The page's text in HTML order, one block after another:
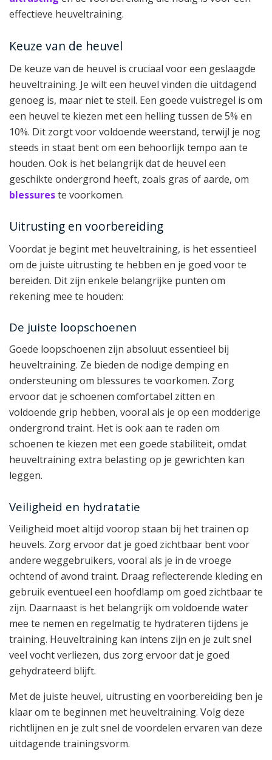
effectieve heuveltraining.
Keuze van de heuvel
De keuze van de heuvel is cruciaal voor een geslaagde
heuveltraining. Je wilt een heuvel vinden die uitdagend
genoeg is, maar niet te steil. Een goede vuistregel is om
een heuvel te kiezen met een helling tussen de 5% en
10%. Dit zorgt voor voldoende weerstand, terwijl je nog
steeds in staat bent om een behoorlijk tempo aan te
houden. Ook is het belangrijk dat de heuvel een
geschikte ondergrond heeft, zoals gras of aarde, om
blessureste voorkomen.
Uitrusting en voorbereiding
Voordat je begint met heuveltraining, is het essentieel
om de juiste uitrusting te hebben en je goed voor te
bereiden. Dit zijn enkele belangrijke punten om
rekening mee te houden:
De juiste loopschoenen
Goede loopschoenen zijn absoluut essentieel bij
heuveltraining. Ze bieden de nodige demping en
ondersteuning om blessures te voorkomen. Zorg
ervoor dat je schoenen comfortabel zitten en
voldoende grip hebben, vooral als je op een modderige
ondergrond traint. Het is ook aan te raden om
schoenen te kiezen met een goede stabiliteit, omdat
heuveltraining extra belasting op je gewrichten kan
leggen.
Veiligheid en hydratatie
Veiligheid moet altijd voorop staan bij het trainen op
heuvels. Zorg ervoor dat je goed zichtbaar bent voor
andere weggebruikers, vooral als je in de vroege
ochtend of avond traint. Draag reflecterende kleding en
gebruik eventueel een hoofdlamp om goed zichtbaar te
zijn. Daarnaast is het belangrijk om voldoende water
mee te nemen en regelmatig te hydrateren tijdens je
training. Heuveltraining kan intens zijn en je zult snel
veel vocht verliezen, dus zorg ervoor dat je goed
gehydrateerd blijft.
Met de juiste heuvel, uitrusting en voorbereiding ben je
klaar om te beginnen met heuveltraining. Volg deze
richtlijnen en je zult snel de voordelen ervaren van deze
uitdagende trainingsvorm.